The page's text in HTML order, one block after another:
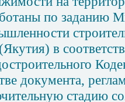
по заданию
(Якутия) в
документа,
стадию